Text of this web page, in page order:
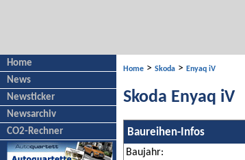
Home
News
Newsticker
Newsarchiv
CO2-Rechner
Home > Skoda > Enyaq iV
Skoda Enyaq iV
Baureihen-Infos
Baujahr: